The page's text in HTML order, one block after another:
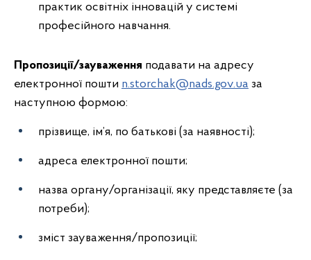
практик освітніх інновацій у системі
професійного навчання.
Пропозиції/зауваження подавати на адресу
електронної пошти n.storchak@nads.gov.ua за
наступною формою:
прізвище, ім’я, по батькові (за наявності);
адреса електронної пошти;
назва органу/організації, яку представляєте (за
потреби);
зміст зауваження/пропозиції;